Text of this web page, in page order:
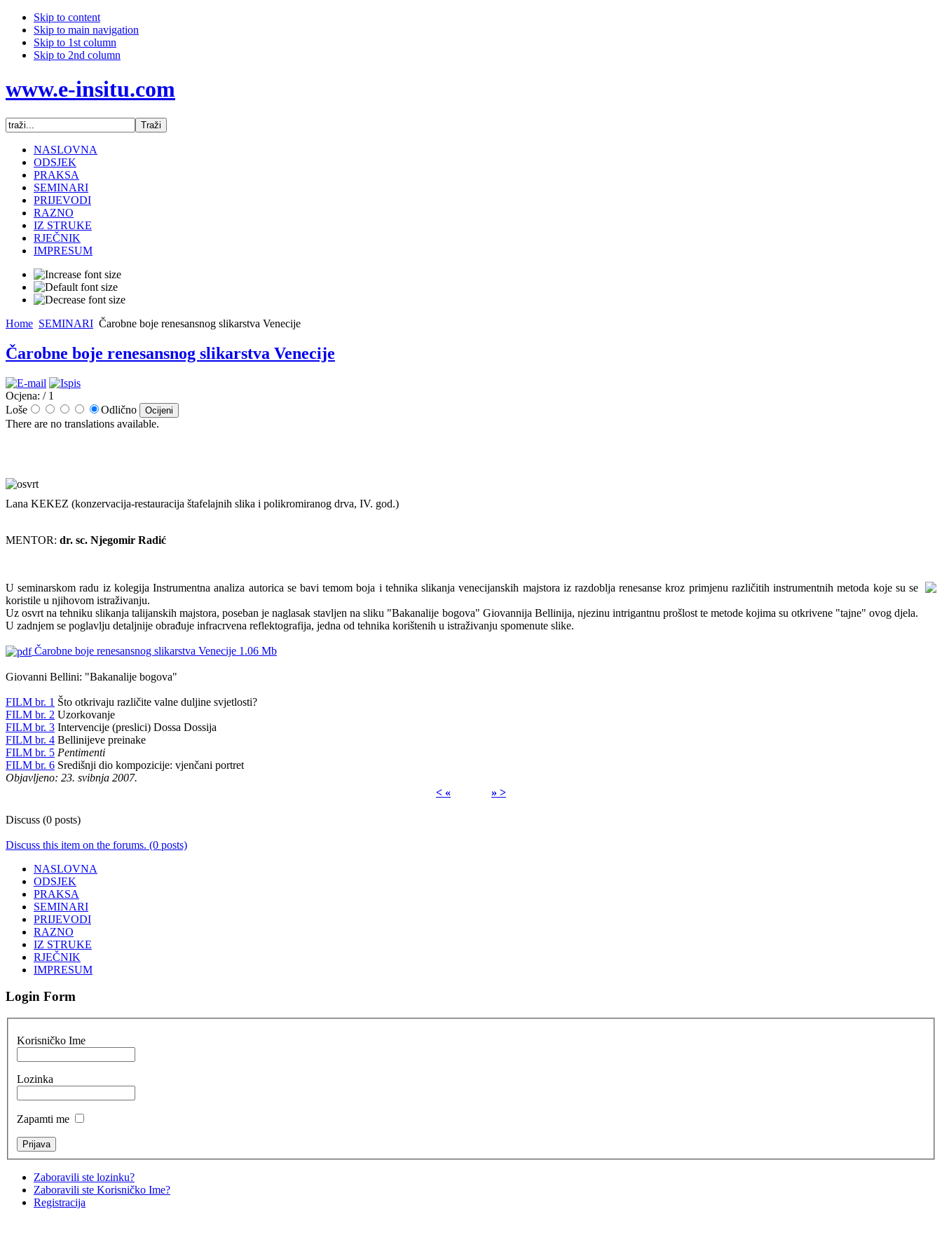
Skip to content
Skip to main navigation
Skip to 1st column
Skip to 2nd column
www.e-insitu.com
NASLOVNA
ODSJEK
PRAKSA
SEMINARI
PRIJEVODI
RAZNO
IZ STRUKE
RJEČNIK
IMPRESUM
Home SEMINARI Čarobne boje renesansnog slikarstva Venecije
Čarobne boje renesansnog slikarstva Venecije
Ocjena: / 1
Loše
Odlično
There are no translations available.
Lana KEKEZ (konzervacija-restauracija štafelajnih slika i polikromiranog drva, IV. god.)
MENTOR: dr. sc. Njegomir Radić
U seminarskom radu iz kolegija Instrumentna analiza autorica se bavi temom boja i tehnika slikanja venecijanskih majstora iz razdoblja renesanse kroz primjenu različitih instrumentnih metoda koje su se
koristile u njihovom istraživanju.
Uz osvrt na tehniku slikanja talijanskih majstora, poseban je naglasak stavljen na sliku "Bakanalije bogova" Giovannija Bellinija, njezinu intrigantnu prošlost te metode kojima su otkrivene "tajne" ovog djela.
U zadnjem se poglavlju detaljnije obrađuje infracrvena reflektografija, jedna od tehnika korištenih u istraživanju spomenute slike.
Čarobne boje renesansnog slikarstva Venecije 1.06 Mb
Giovanni Bellini: "Bakanalije bogova"
FILM br. 1 Što otkrivaju različite valne duljine svjetlosti?
FILM br. 2 Uzorkovanje
FILM br. 3 Intervencije (preslici) Dossa Dossija
FILM br. 4 Bellinijeve preinake
FILM br. 5 Pentimenti
FILM br. 6 Središnji dio kompozicije: vjenčani portret
Objavljeno: 23. svibnja 2007.
< «
» >
Discuss (0 posts)
Discuss this item on the forums. (0 posts)
NASLOVNA
ODSJEK
PRAKSA
SEMINARI
PRIJEVODI
RAZNO
IZ STRUKE
RJEČNIK
IMPRESUM
Login Form
Korisničko Ime
Lozinka
Zapamti me
Zaboravili ste lozinku?
Zaboravili ste Korisničko Ime?
Registracija